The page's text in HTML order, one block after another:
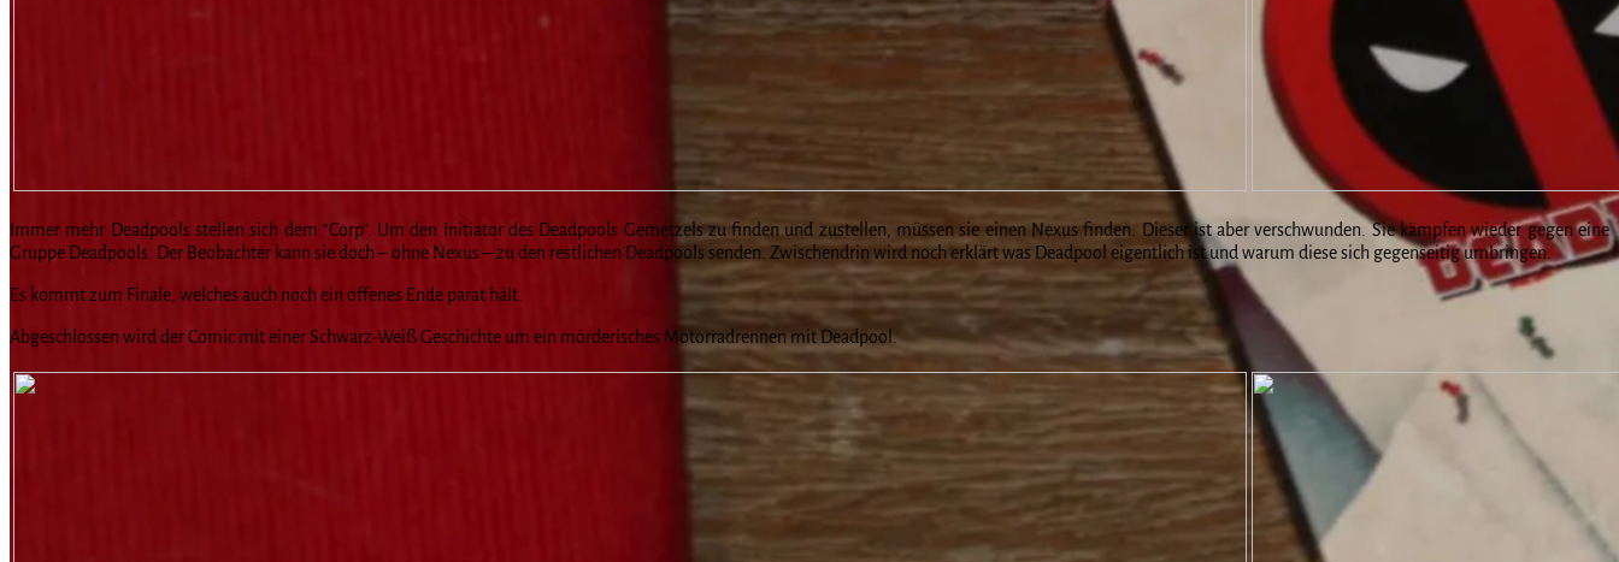
Immer mehr Deadpools stellen sich dem “Corp”. Um den Initiator des Deadpools Gemetzels zu finden und zustellen, müssen sie einen Nexus finden. Dieser ist aber verschwunden. Sie kämpfen wieder gegen eine
Gruppe Deadpools. Der Beobachter kann sie doch – ohne Nexus – zu den restlichen Deadpools senden. Zwischendrin wird noch erklärt was Deadpool eigentlich ist und warum diese sich gegenseitig umbringen.
Es kommt zum Finale, welches auch noch ein offenes Ende parat hält.
Abgeschlossen wird der Comic mit einer Schwarz-Weiß Geschichte um ein mörderisches Motorradrennen mit Deadpool.